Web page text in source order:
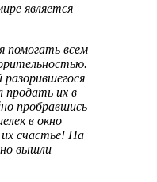
является
помогать всем
разорившегося
продать их в
пробравшись
в окно
счастье! На
вышли